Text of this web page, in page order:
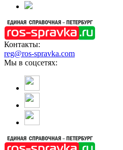
Контакты:
reg@ros-spravka.com
Мы в соцсетях: